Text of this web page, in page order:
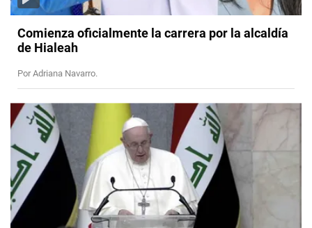
Comienza oficialmente la carrera por la alcaldía
de Hialeah
Por Adriana Navarro.